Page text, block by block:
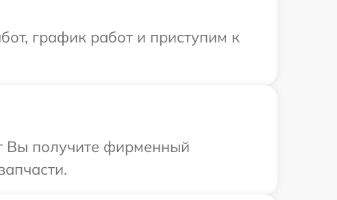
график работ и приступим к
Вы получите фирменный